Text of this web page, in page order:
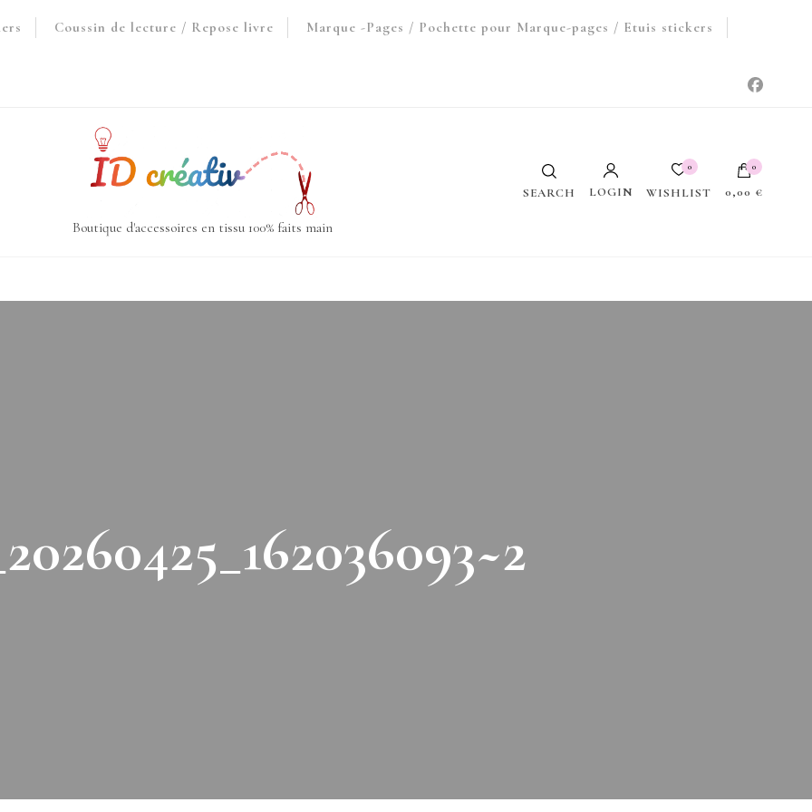
Coussin de lecture / Repose livre Marque -Pages / Pochette pour Marque-pages / Etuis stickers
Boutique d'accessoires en tissu 100% faits main
SEARCH LOGIN
0
WISHLIST
0
0,00 €